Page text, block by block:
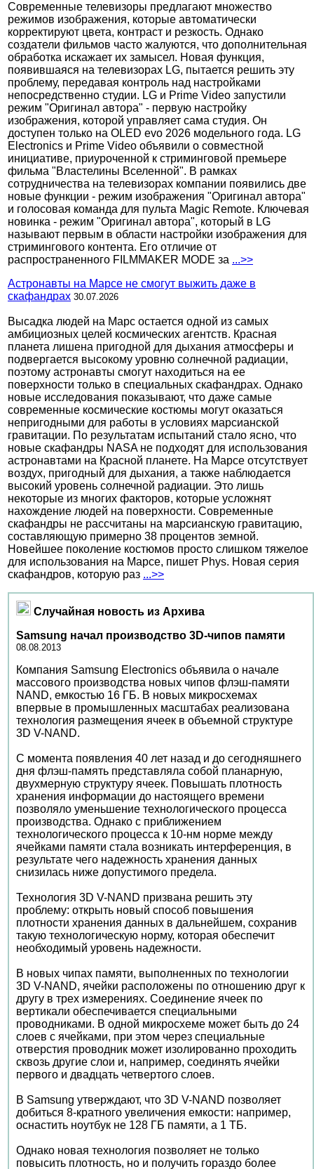
Современные телевизоры предлагают множество
режимов изображения, которые автоматически
корректируют цвета, контраст и резкость. Однако
создатели фильмов часто жалуются, что дополнительная
обработка искажает их замысел. Новая функция,
появившаяся на телевизорах LG, пытается решить эту
проблему, передавая контроль над настройками
непосредственно студии. LG и Prime Video запустили
режим "Оригинал автора" - первую настройку
изображения, которой управляет сама студия. Он
доступен только на OLED evo 2026 модельного года. LG
Electronics и Prime Video объявили о совместной
инициативе, приуроченной к стриминговой премьере
фильма "Властелины Вселенной". В рамках
сотрудничества на телевизорах компании появились две
новые функции - режим изображения "Оригинал автора"
и голосовая команда для пульта Magic Remote. Ключевая
новинка - режим "Оригинал автора", который в LG
называют первым в области настройки изображения для
стримингового контента. Его отличие от
распространенного FILMMAKER MODE за ...>>
Астронавты на Марсе не смогут выжить даже в
скафандрах 30.07.2026
Высадка людей на Марс остается одной из самых
амбициозных целей космических агентств. Красная
планета лишена пригодной для дыхания атмосферы и
подвергается высокому уровню солнечной радиации,
поэтому астронавты смогут находиться на ее
поверхности только в специальных скафандрах. Однако
новые исследования показывают, что даже самые
современные космические костюмы могут оказаться
непригодными для работы в условиях марсианской
гравитации. По результатам испытаний стало ясно, что
новые скафандры NASA не подходят для использования
астронавтами на Красной планете. На Марсе отсутствует
воздух, пригодный для дыхания, а также наблюдается
высокий уровень солнечной радиации. Это лишь
некоторые из многих факторов, которые усложнят
нахождение людей на поверхности. Современные
скафандры не рассчитаны на марсианскую гравитацию,
составляющую примерно 38 процентов земной.
Новейшее поколение костюмов просто слишком тяжелое
для использования на Марсе, пишет Phys. Новая серия
скафандров, которую раз ...>>
Случайная новость из Архива
Samsung начал производство 3D-чипов памяти
08.08.2013
Компания Samsung Electronics объявила о начале
массового производства новых чипов флэш-памяти
NAND, емкостью 16 ГБ. В новых микросхемах
впервые в промышленных масштабах реализована
технология размещения ячеек в объемной структуре
3D V-NAND.
С момента появления 40 лет назад и до сегодняшнего
дня флэш-память представляла собой планарную,
двухмерную структуру ячеек. Повышать плотность
хранения информации до настоящего времени
позволяло уменьшение технологического процесса
производства. Однако с приближением
технологического процесса к 10-нм норме между
ячейками памяти стала возникать интерференция, в
результате чего надежность хранения данных
снизилась ниже допустимого предела.
Технология 3D V-NAND призвана решить эту
проблему: открыть новый способ повышения
плотности хранения данных в дальнейшем, сохранив
такую технологическую норму, которая обеспечит
необходимый уровень надежности.
В новых чипах памяти, выполненных по технологии
3D V-NAND, ячейки расположены по отношению друг к
другу в трех измерениях. Соединение ячеек по
вертикали обеспечивается специальными
проводниками. В одной микросхеме может быть до 24
слоев с ячейками, при этом через специальные
отверстия проводник может изолированно проходить
сквозь другие слои и, например, соединять ячейки
первого и двадцать четвертого слоев.
В Samsung утверждают, что 3D V-NAND позволяет
добиться 8-кратного увеличения емкости: например,
оснастить ноутбук не 128 ГБ памяти, а 1 ТБ.
Однако новая технология позволяет не только
повысить плотность, но и получить гораздо более